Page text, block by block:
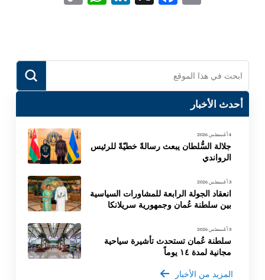
Search
أحدث الأخبار
4 أغسطس 2026
جلالة السُّلطان يبعث رسالةً خطيّةً للرئيس
الرواندي
3 أغسطس 2026
انعقاد الجولة الرابعة للمشاورات السياسية
بين سلطنة عُمان وجمهورية سريلانكا
3 أغسطس 2026
سلطنة عُمان تستحدث تأشيرة سياحية
مجانية لمدة ١٤ يوماً
المزيد من الأخبار